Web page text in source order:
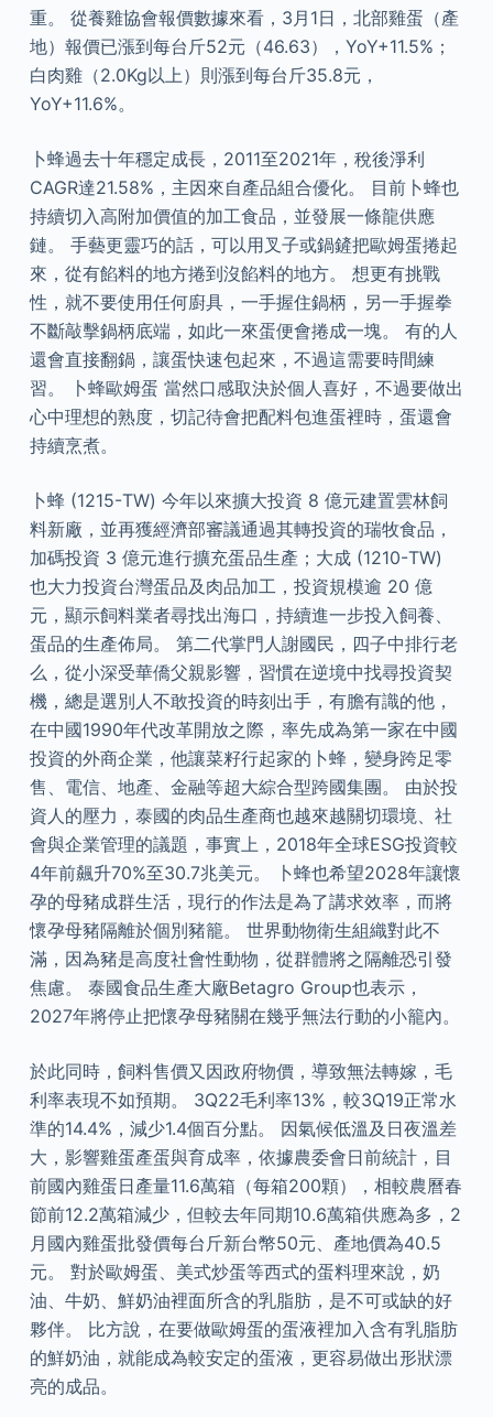
重。 從養雞協會報價數據來看，3月1日，北部雞蛋（產
地）報價已漲到每台斤52元（46.63），YoY+11.5%；
白肉雞（2.0Kg以上）則漲到每台斤35.8元，
YoY+11.6%。
卜蜂過去十年穩定成長，2011至2021年，稅後淨利
CAGR達21.58%，主因來自產品組合優化。 目前卜蜂也
持續切入高附加價值的加工食品，並發展一條龍供應
鏈。 手藝更靈巧的話，可以用叉子或鍋鏟把歐姆蛋捲起
來，從有餡料的地方捲到沒餡料的地方。 想更有挑戰
性，就不要使用任何廚具，一手握住鍋柄，另一手握拳
不斷敲擊鍋柄底端，如此一來蛋便會捲成一塊。 有的人
還會直接翻鍋，讓蛋快速包起來，不過這需要時間練
習。 卜蜂歐姆蛋 當然口感取決於個人喜好，不過要做出
心中理想的熟度，切記待會把配料包進蛋裡時，蛋還會
持續烹煮。
卜蜂 (1215-TW) 今年以來擴大投資 8 億元建置雲林飼
料新廠，並再獲經濟部審議通過其轉投資的瑞牧食品，
加碼投資 3 億元進行擴充蛋品生產；大成 (1210-TW)
也大力投資台灣蛋品及肉品加工，投資規模逾 20 億
元，顯示飼料業者尋找出海口，持續進一步投入飼養、
蛋品的生產佈局。 第二代掌門人謝國民，四子中排行老
么，從小深受華僑父親影響，習慣在逆境中找尋投資契
機，總是選別人不敢投資的時刻出手，有膽有識的他，
在中國1990年代改革開放之際，率先成為第一家在中國
投資的外商企業，他讓菜籽行起家的卜蜂，變身跨足零
售、電信、地產、金融等超大綜合型跨國集團。 由於投
資人的壓力，泰國的肉品生產商也越來越關切環境、社
會與企業管理的議題，事實上，2018年全球ESG投資較
4年前飆升70%至30.7兆美元。 卜蜂也希望2028年讓懷
孕的母豬成群生活，現行的作法是為了講求效率，而將
懷孕母豬隔離於個別豬籠。 世界動物衛生組織對此不
滿，因為豬是高度社會性動物，從群體將之隔離恐引發
焦慮。 泰國食品生產大廠Betagro Group也表示，
2027年將停止把懷孕母豬關在幾乎無法行動的小籠內。
於此同時，飼料售價又因政府物價，導致無法轉嫁，毛
利率表現不如預期。 3Q22毛利率13%，較3Q19正常水
準的14.4%，減少1.4個百分點。 因氣候低溫及日夜溫差
大，影響雞蛋產蛋與育成率，依據農委會日前統計，目
前國內雞蛋日產量11.6萬箱（每箱200顆），相較農曆春
節前12.2萬箱減少，但較去年同期10.6萬箱供應為多，2
月國內雞蛋批發價每台斤新台幣50元、產地價為40.5
元。 對於歐姆蛋、美式炒蛋等西式的蛋料理來說，奶
油、牛奶、鮮奶油裡面所含的乳脂肪，是不可或缺的好
夥伴。 比方說，在要做歐姆蛋的蛋液裡加入含有乳脂肪
的鮮奶油，就能成為較安定的蛋液，更容易做出形狀漂
亮的成品。